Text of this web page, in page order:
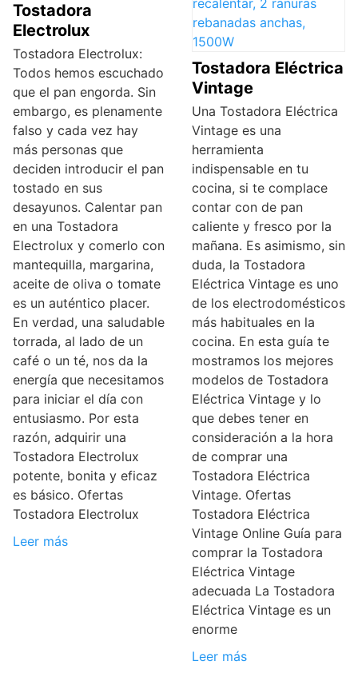
Tostadora
Electrolux
Tostadora Electrolux:
Todos hemos escuchado
que el pan engorda. Sin
embargo, es plenamente
falso y cada vez hay
más personas que
deciden introducir el pan
tostado en sus
desayunos. Calentar pan
en una Tostadora
Electrolux y comerlo con
mantequilla, margarina,
aceite de oliva o tomate
es un auténtico placer.
En verdad, una saludable
torrada, al lado de un
café o un té, nos da la
energía que necesitamos
para iniciar el día con
entusiasmo. Por esta
razón, adquirir una
Tostadora Electrolux
potente, bonita y eficaz
es básico. Ofertas
Tostadora Electrolux
Leer más
Tostadora Eléctrica
Vintage
Una Tostadora Eléctrica
Vintage es una
herramienta
indispensable en tu
cocina, si te complace
contar con de pan
caliente y fresco por la
mañana. Es asimismo, sin
duda, la Tostadora
Eléctrica Vintage es uno
de los electrodomésticos
más habituales en la
cocina. En esta guía te
mostramos los mejores
modelos de Tostadora
Eléctrica Vintage y lo
que debes tener en
consideración a la hora
de comprar una
Tostadora Eléctrica
Vintage. Ofertas
Tostadora Eléctrica
Vintage Online Guía para
comprar la Tostadora
Eléctrica Vintage
adecuada La Tostadora
Eléctrica Vintage es un
enorme
Leer más